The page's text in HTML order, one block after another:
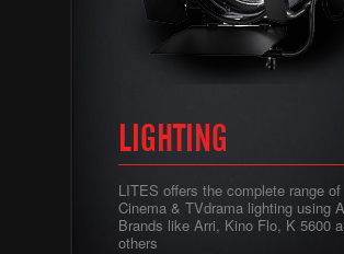
LIGHTING
LITES offers the complete range of
Cinema & TVdrama lighting using
Brands like Arri, Kino Flo, K 5600
others